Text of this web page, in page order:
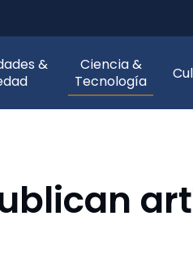
&
Ciencia &
Tecnología